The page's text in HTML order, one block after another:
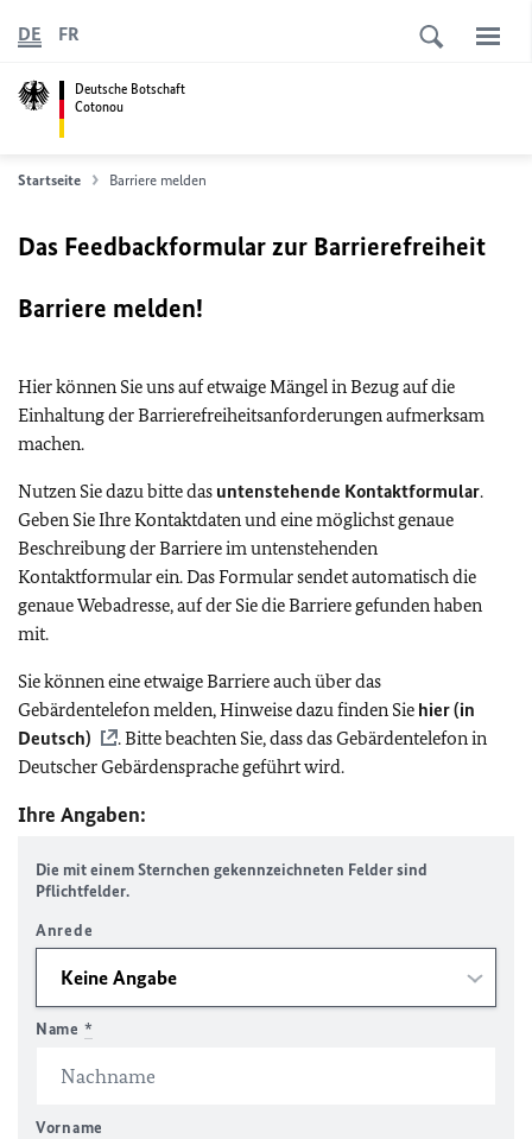
Deutsche Botschaft
Cotonou
DE FR
Startseite Barriere melden
Das Feedbackformular zur Barrierefreiheit
Barriere melden!
Hier können Sie uns auf etwaige Mängel in Bezug auf die
Einhaltung der Barrierefreiheitsanforderungen aufmerksam
machen.
Nutzen Sie dazu bitte das untenstehende Kontaktformular.
Geben Sie Ihre Kontaktdaten und eine möglichst genaue
Beschreibung der Barriere im untenstehenden
Kontaktformular ein. Das Formular sendet automatisch die
genaue Webadresse, auf der Sie die Barriere gefunden haben
mit.
Sie können eine etwaige Barriere auch über das
Gebärdentelefon melden, Hinweise dazu finden Sie hier (in
Deutsch)
. Bitte beachten Sie, dass das Gebärdentelefon in
Deutscher Gebärdensprache geführt wird.
Ihre Angaben:
Die mit einem Sternchen gekennzeichneten Felder sind
Pflichtfelder.
Anrede
Name *
Vorname